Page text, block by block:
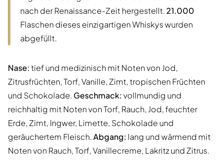
nach der Renaissance-Zeit hergestellt.21.000
Flaschen dieses einzigartigen Whiskys wurden
abgefüllt.
Nase:tief und medizinisch mit Noten von Jod,
Zitrusfrüchten, Torf, Vanille, Zimt, tropischen Früchten
und Schokolade. Geschmack:vollmundig und
reichhaltig mit Noten von Torf, Rauch, Jod, feuchter
Erde, Zimt, Ingwer, Limette, Schokolade und
geräuchertem Fleisch.Abgang: lang und wärmend mit
Noten von Rauch, Torf, Vanillecreme, Lakritz und Zitrus.